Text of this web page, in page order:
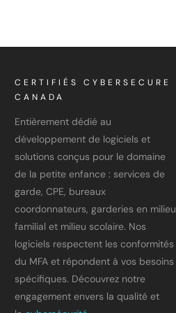
CERTIFIÉS CYBERSECURE
CANADA
Entièrement dédié au
développement de logiciels et
solutions conçus pour le domaine
de la petite enfance : services de
garde, CPE, bureaux
coordonnateurs, garderies en milieu
familial et milieu scolaire. Nos
logiciels respectent les conformités
du MFA et répondent à vos besoins
spécifiques. Découvrez notre
engagement envers la qualité et